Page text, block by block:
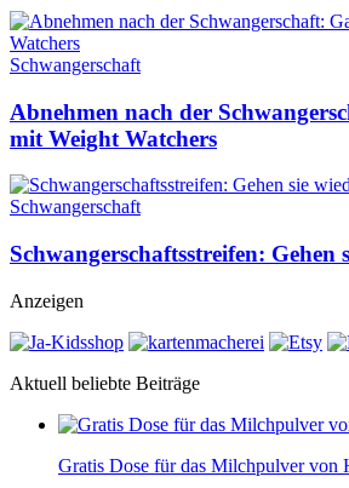
Schwangerschaft
Abnehmen nach der
mit Weight Watchers
Schwangerschaft
Schwangerschaftsstreifen: Gehen
Anzeigen
Aktuell beliebte Beiträge
Gratis Dose für das Milchpulver von